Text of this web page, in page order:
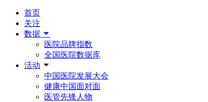
首页
关注
数据
医院品牌指数
全国医院数据库
活动
中国医院发展大会
健康中国面对面
医管先锋人物